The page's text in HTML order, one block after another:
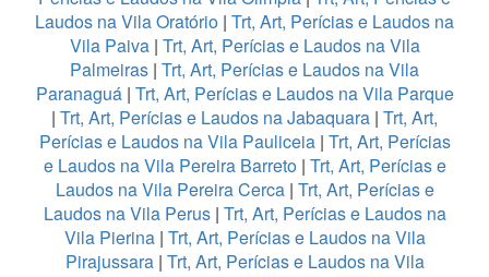
Laudos na Vila Oratório | Trt, Art, Perícias e Laudos na
Vila Paiva| Trt, Art, Perícias e Laudos na Vila
Palmeiras | Trt, Art, Perícias e Laudos na Vila
Paranaguá| Trt, Art, Perícias e Laudos na Vila Parque
| Trt, Art, Perícias e Laudos na Jabaquara | Trt, Art,
Perícias e Laudos na Vila Pauliceia| Trt, Art, Perícias
e Laudos na Vila Pereira Barreto| Trt, Art, Perícias e
Laudos na Vila Pereira Cerca| Trt, Art, Perícias e
Laudos na Vila Perus| Trt, Art, Perícias e Laudos na
Vila Pierina| Trt, Art, Perícias e Laudos na Vila
Pirajussara| Trt, Art, Perícias e Laudos na Vila